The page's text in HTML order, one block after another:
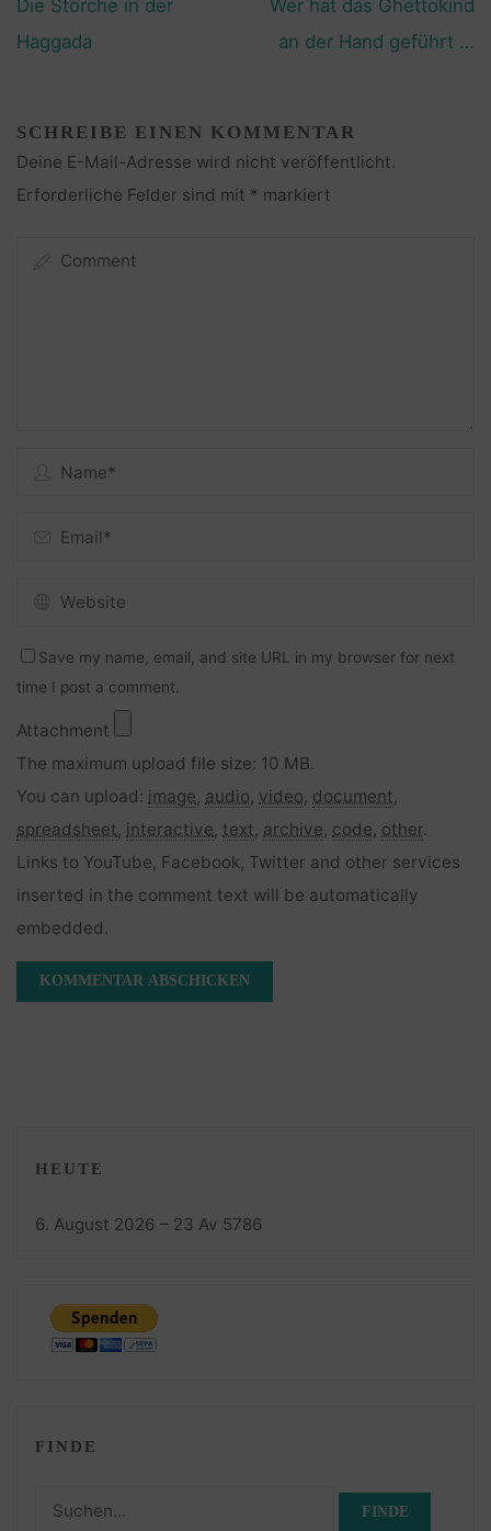
Die Störche in der
Haggada
Wer hat das Ghettokind
an der Hand geführt …
SCHREIBE EINEN KOMMENTAR
Deine E-Mail-Adresse wird nicht veröffentlicht.
Erforderliche Felder sind mit * markiert
Save my name, email, and site URL in my browser for next
time I post a comment.
Attachment
The maximum upload file size: 10 MB.
You can upload: image, audio, video, document,
spreadsheet, interactive, text, archive, code, other.
Links to YouTube, Facebook, Twitter and other services
inserted in the comment text will be automatically
embedded.
HEUTE
6. August 2026 – 23 Av 5786
FINDE
Suchen